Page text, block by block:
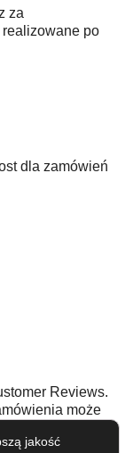
za
realizowane po
dla zamówień
Reviews.
może
i ocenić nasz
jakość